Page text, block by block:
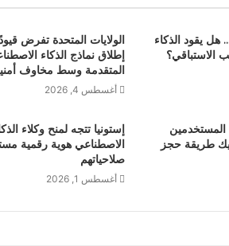
هل يقود الذكاء
الاستباقي؟
الولايات المتحدة تفرض
إطلاق نماذج الذكاء
المتقدمة وسط مخاوف
أغسطس 4, 2026
طريقة حجز
إستونيا تتجه لمنح وكلاء
الاصطناعي هوية رقمية
صلاحياتهم
أغسطس 1, 2026